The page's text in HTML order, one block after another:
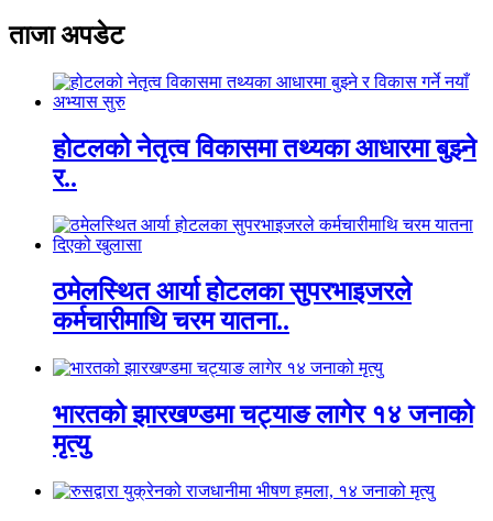
ताजा अपडेट
होटलको नेतृत्व विकासमा तथ्यका आधारमा बुझ्ने
र..
ठमेलस्थित आर्या होटलका सुपरभाइजरले
कर्मचारीमाथि चरम यातना..
भारतको झारखण्डमा चट्याङ लागेर १४ जनाको
मृत्यु